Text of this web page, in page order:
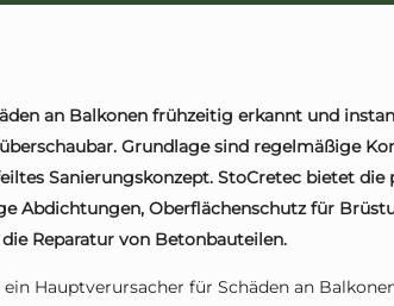
an Balkonen frühzeitig erkannt und
Grundlage sind regelmäßige
Sanierungskonzept. StoCretec bietet die
Abdichtungen, Oberflächenschutz für
Reparatur von Betonbauteilen.
ein Hauptverursacher für Schäden an